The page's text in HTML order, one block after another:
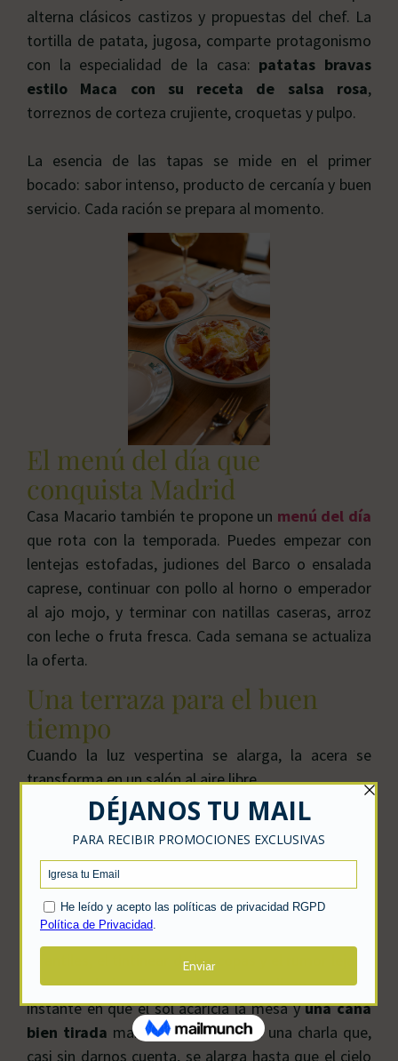
alterna clásicos castizos y propuestas del chef. La
tortilla de patata, jugosa, comparte protagonismo
con la especialidad de la casa: patatas bravas
estilo Maca con su receta de salsa rosa,
torreznos de corteza crujiente, croquetas y pulpo.
La esencia de las tapas se mide en el primer
bocado: sabor intenso, producto de cercanía y buen
servicio. Cada ración se prepara al momento.
El menú del día que
conquista Madrid
Casa Macario también te propone un menú del día
que rota con la temporada. Puedes empezar con
lentejas estofadas, judiones del Barco o ensalada
caprese, continuar con pollo al horno o emperador
al ajo mojo, y terminar con natillas caseras, arroz
con leche o fruta fresca. Cada semana se actualiza
la oferta.
Una terraza para el buen
tiempo
Cuando la luz vespertina se alarga, la acera se
transforma en un salón al aire libre.
El local es también un codiciadobar con terraza
veladores amplios, sombrillas y vistas a la vida del
barrio convierten cada mesa en un palco
privilegiado.
Las bravas recién hechas se mezclan con risas
infantiles, el tintinear de las copas y el rumor lejano
del vecindario. Pocos placeres rivalizan con ese
instante en que el sol acaricia la mesa yuna caña
bien tirada marca el comienzo de una charla que,
casi sin darnos cuenta, se alarga hasta que el cielo